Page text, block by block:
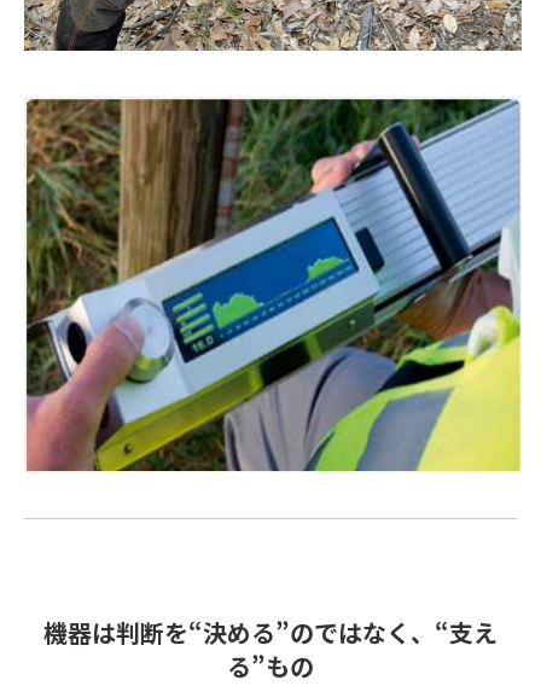
機器は判断を“決める”のではなく、“支え
る”もの